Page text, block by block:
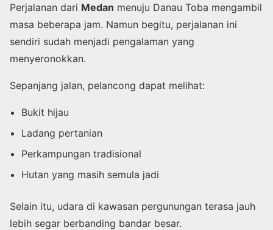
Perjalanan dari Medan menuju Danau Toba mengambil
masa beberapa jam. Namun begitu, perjalanan ini
sendiri sudah menjadi pengalaman yang
menyeronokkan.
Sepanjang jalan, pelancong dapat melihat:
Bukit hijau
Ladang pertanian
Perkampungan tradisional
Hutan yang masih semula jadi
Selain itu, udara di kawasan pergunungan terasa jauh
lebih segar berbanding bandar besar.